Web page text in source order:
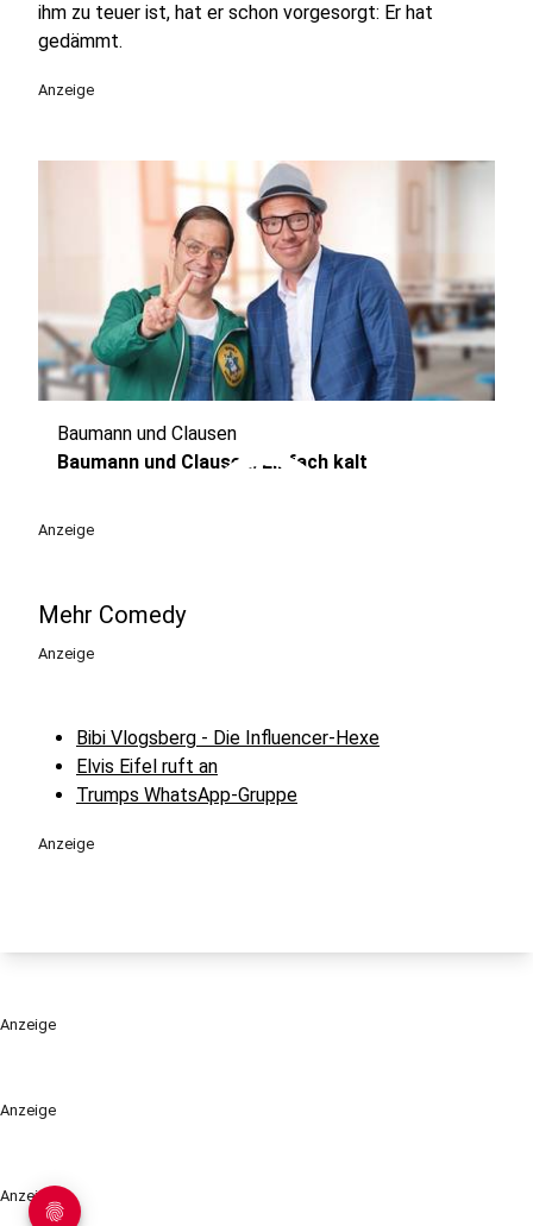
Anzeige
Anzeige
ihm zu teuer ist, hat er schon vorgesorgt: Er hat
gedämmt.
Anzeige
play_circle
Baumann und Clausen
Baumann und Clausen: Einfach kalt
Anzeige
Mehr Comedy
Anzeige
Bibi Vlogsberg - Die Influencer-Hexe
Elvis Eifel ruft an
Trumps WhatsApp-Gruppe
Anzeige
Anzeige